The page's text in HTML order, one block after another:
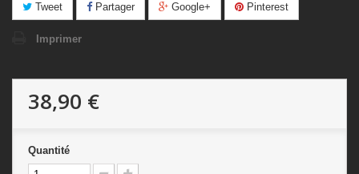
Tweet Partager Google+ Pinterest
Imprimer
38,90 €
Quantité